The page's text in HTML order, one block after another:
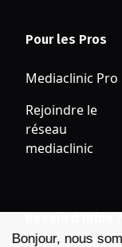
Pour les Pros
Mediaclinic Pro
Rejoindre le
réseau
mediaclinic